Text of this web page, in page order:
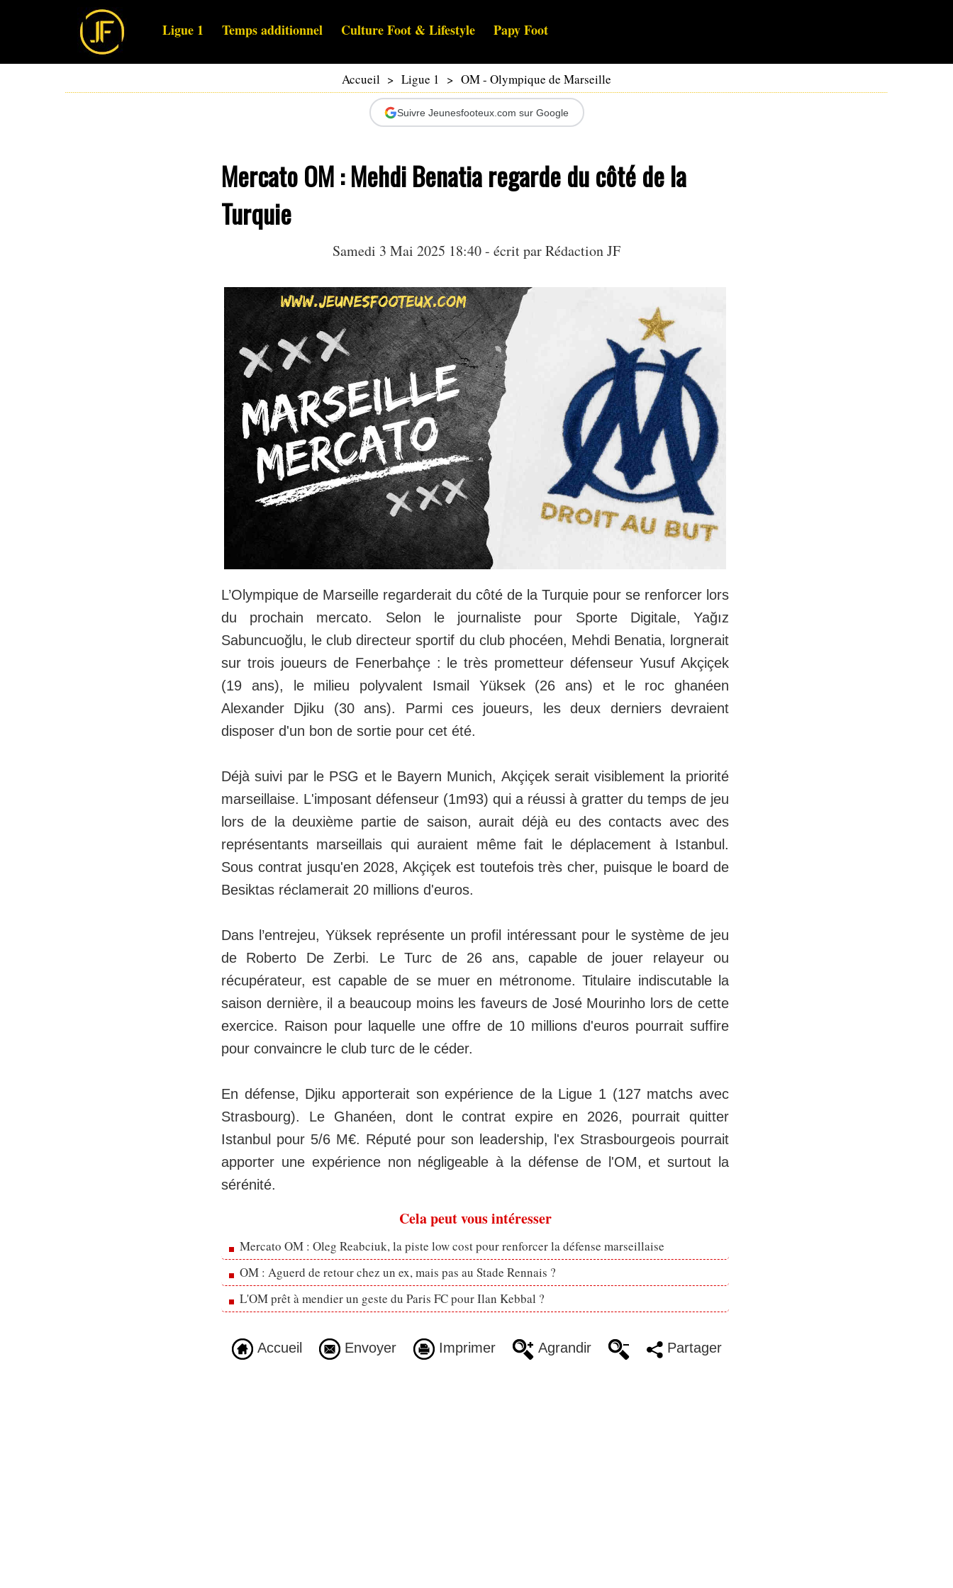
Ligue 1 Temps additionnel Culture Foot & Lifestyle Papy Foot
Accueil > Ligue 1 > OM - Olympique de Marseille
Suivre Jeunesfooteux.com sur Google
Mercato OM : Mehdi Benatia regarde du côté de la
Turquie
Samedi 3 Mai 2025 18:40 - écrit par Rédaction JF
L’Olympique de Marseille regarderait du côté de la Turquie pour se renforcer lors
du prochain mercato. Selon le journaliste pour Sporte Digitale, Yağız
Sabuncuoğlu, le club directeur sportif du club phocéen, Mehdi Benatia, lorgnerait
sur trois joueurs de Fenerbahçe : le très prometteur défenseur Yusuf Akçiçek
(19 ans), le milieu polyvalent Ismail Yüksek (26 ans) et le roc ghanéen
Alexander Djiku (30 ans). Parmi ces joueurs, les deux derniers devraient
disposer d'un bon de sortie pour cet été.
Déjà suivi par le PSG et le Bayern Munich, Akçiçek serait visiblement la priorité
marseillaise. L'imposant défenseur (1m93) qui a réussi à gratter du temps de jeu
lors de la deuxième partie de saison, aurait déjà eu des contacts avec des
représentants marseillais qui auraient même fait le déplacement à Istanbul.
Sous contrat jusqu'en 2028, Akçiçek est toutefois très cher, puisque le board de
Besiktas réclamerait 20 millions d'euros.
Dans l’entrejeu, Yüksek représente un profil intéressant pour le système de jeu
de Roberto De Zerbi. Le Turc de 26 ans, capable de jouer relayeur ou
récupérateur, est capable de se muer en métronome. Titulaire indiscutable la
saison dernière, il a beaucoup moins les faveurs de José Mourinho lors de cette
exercice. Raison pour laquelle une offre de 10 millions d'euros pourrait suffire
pour convaincre le club turc de le céder.
En défense, Djiku apporterait son expérience de la Ligue 1 (127 matchs avec
Strasbourg). Le Ghanéen, dont le contrat expire en 2026, pourrait quitter
Istanbul pour 5/6 M€. Réputé pour son leadership, l'ex Strasbourgeois pourrait
apporter une expérience non négligeable à la défense de l'OM, et surtout la
sérénité.
Cela peut vous intéresser
Mercato OM : Oleg Reabciuk, la piste low cost pour renforcer la défense marseillaise
OM : Aguerd de retour chez un ex, mais pas au Stade Rennais ?
L'OM prêt à mendier un geste du Paris FC pour Ilan Kebbal ?
Accueil Envoyer Imprimer Agrandir Partager